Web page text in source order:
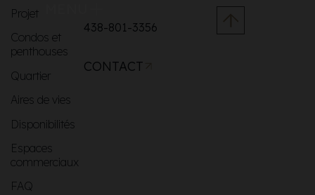
Projet
Condos et
penthouses
Quartier
Aires de vies
Disponibilités
Espaces
commerciaux
FAQ
438-801-3356
CONTACT